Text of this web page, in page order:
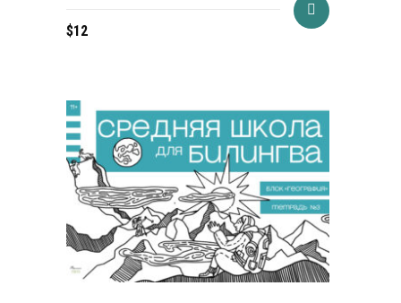
$12